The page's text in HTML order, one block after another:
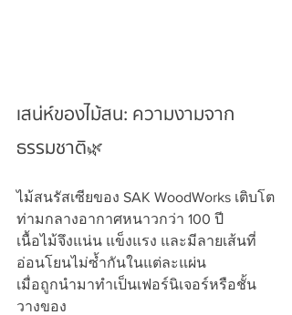
เสน่ห์ของไม้สน: ความงามจาก
ธรรมชาติ🌿
ไม้สนรัสเซียของ SAK WoodWorks เติบโต
ท่ามกลางอากาศหนาวกว่า 100 ปี
เนื้อไม้จึงแน่น แข็งแรง และมีลายเส้นที่
อ่อนโยนไม่ซ้ำกันในแต่ละแผ่น
เมื่อถูกนำมาทำเป็นเฟอร์นิเจอร์หรือชั้น
วางของ